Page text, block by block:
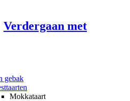
Verdergaan met
gebak
Mokkataart